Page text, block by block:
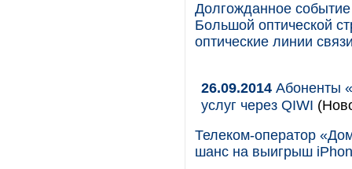
Долгожданное
Большой оптической
оптические линии
26.09.2014 Абоненты
услуг через QIWI
Телеком-оператор
шанс на выигрыш